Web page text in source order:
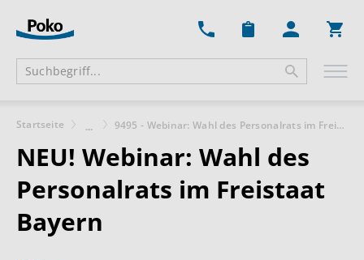
Startseite ... 9495 - Webinar: Wahl des Personalrats im Freistaat Bayern
NEU! Webinar: Wahl des
Personalrats im Freistaat
Bayern